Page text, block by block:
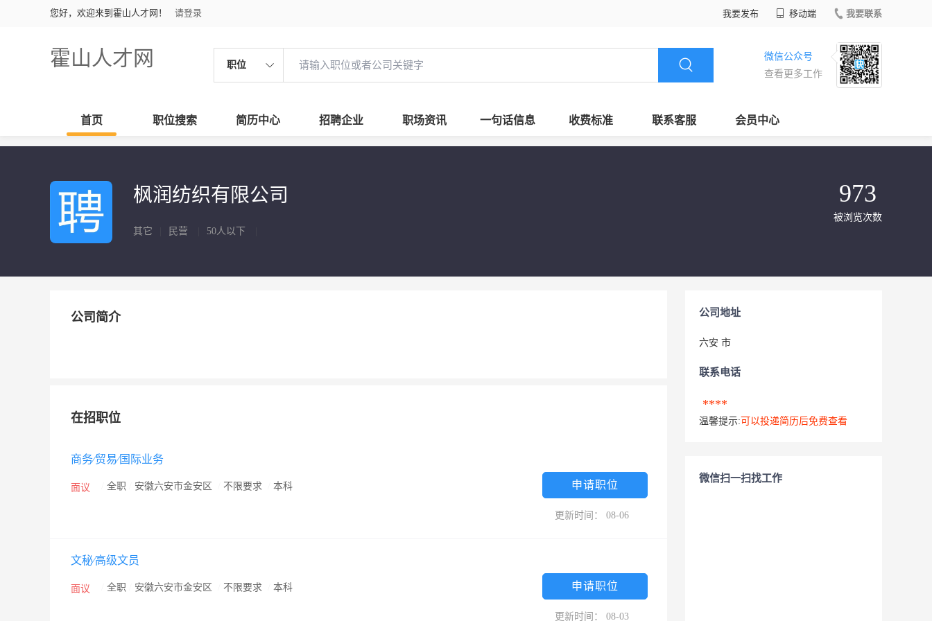
您好，欢迎来到霍山人才网！ 请登录 我要发布 移动端 我要联系
霍山人才网 职位
微信公众号
查看更多工作
首页 职位搜索 简历中心 招聘企业 职场资讯 一句话信息 收费标准 联系客服 会员中心
枫润纺织有限公司
其它 民营 50人以下
973
被浏览次数
公司简介
在招职位
商务∕贸易∕国际业务
面议 全职 安徽六安市金安区 不限要求 本科 申请职位
更新时间： 08-06
文秘∕高级文员
面议 全职 安徽六安市金安区 不限要求 本科 申请职位
更新时间： 08-03
公司地址
六安 市
联系电话
****
温馨提示: 可以投递简历后免费查看
微信扫一扫找工作